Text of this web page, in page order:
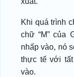
Khi quá trình
chữ “M” của
nhấp vào, nó
thực tế với
vào.